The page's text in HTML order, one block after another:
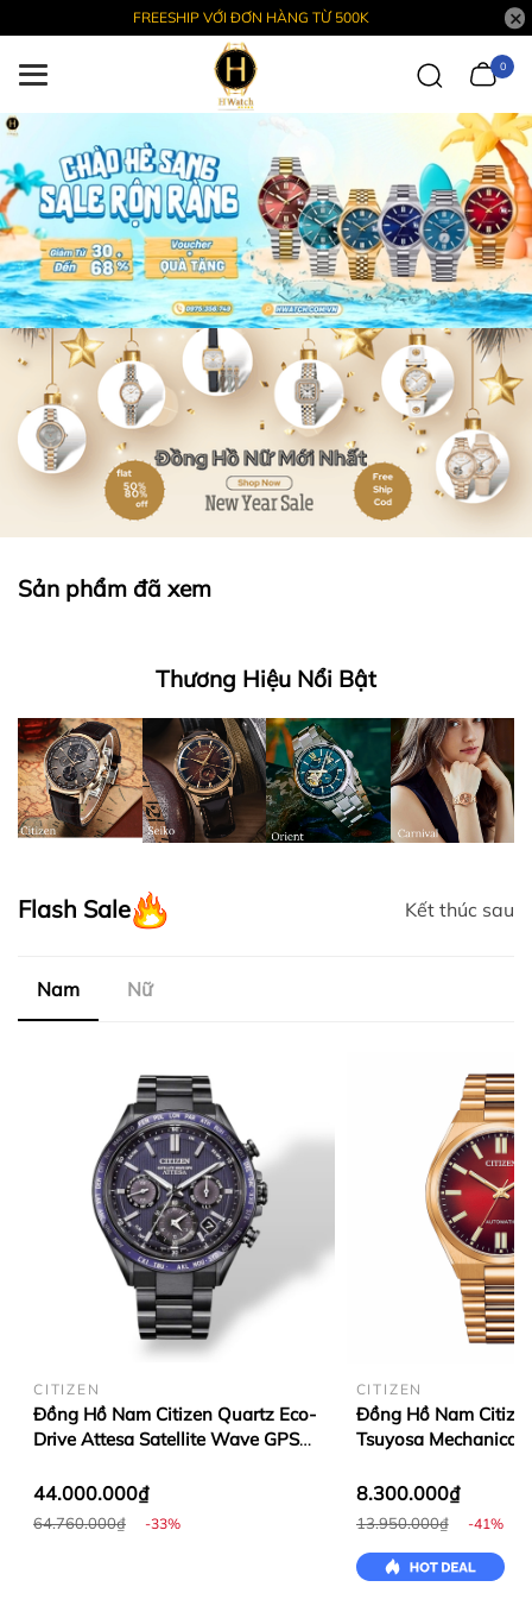
FREESHIP VỚI ĐƠN HÀNG TỪ 500K
0
Sản phẩm đã xem
Thương Hiệu Nổi Bật
Flash Sale Kết thúc sau
Nam Nữ
CITIZEN
Đồng Hồ Nam Citizen Quartz Eco-
Drive Attesa Satellite Wave GPS
44.000.000₫
64.760.000₫ -33%
CITIZEN
Đồng Hồ Nam
Tsuyosa Mechanical
8.300.000₫
13.950.000₫ -41%